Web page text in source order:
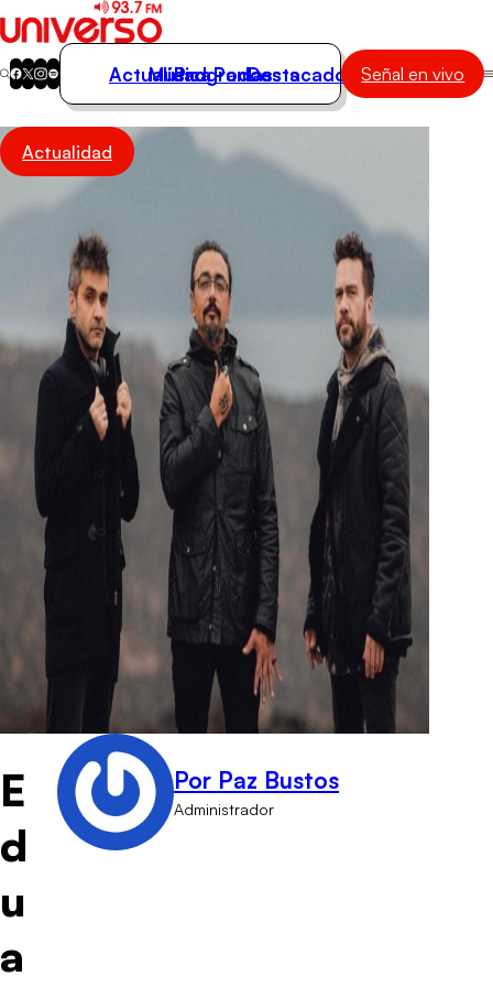
Actualidad
Música
Programas
Podcasts
Destacados
Actualidad
Música
Programas
Podcasts
Destacados Señal en vivo
Actualidad
E
d
u
a
Por Paz Bustos
Administrador